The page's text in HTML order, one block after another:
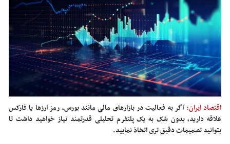
اقتصاد ایران: اگر به فعالیت در بازارهای مالی مانند بورس، رمز ارزها یا فارکس
علاقه دارید، بدون شک به یک پلتفرم تحلیلی قدرتمند نیاز خواهید داشت تا
بتوانید تصمیمات دقیق ‌تری اتخاذ نمایید.